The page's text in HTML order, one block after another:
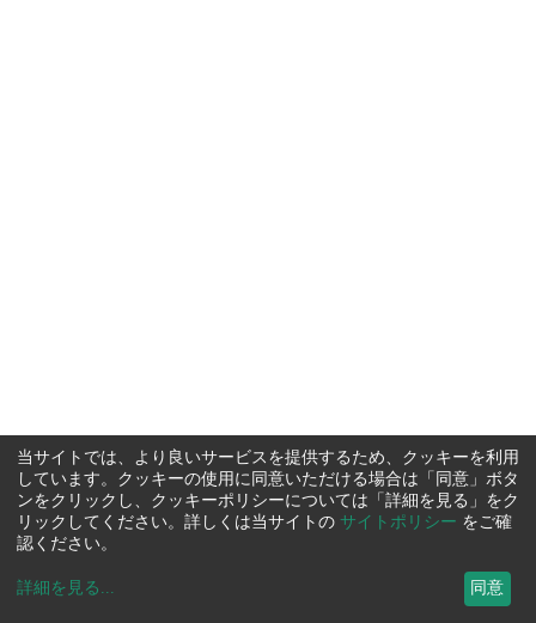
当サイトでは、より良いサービスを提供するため、クッキーを利用
しています。クッキーの使用に同意いただける場合は「同意」ボタ
ンをクリックし、クッキーポリシーについては「詳細を見る」をク
リックしてください。詳しくは当サイトの サイトポリシー をご確
認ください。
詳細を見る ... 同意